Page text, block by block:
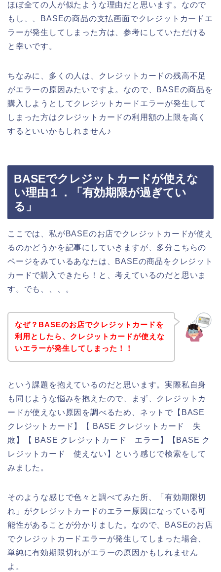
ほぼ全ての人が似たような理由だと思います。なので
もし、、BASEの商品の支払画面でクレジットカードエ
ラーが発生してしまった方は、参考にしていただける
と幸いです。
ちなみに、多くの人は、クレジットカードの残高不足
がエラーの原因みたいですよ。なので、BASEの商品を
購入しようとしてクレジットカードエラーが発生して
しまった方はクレジットカードの利用額の上限を高く
するといいかもしれません♪
BASEでクレジットカードが使えな
い理由１．「有効期限が過ぎてい
る」
ここでは、私がBASEのお店でクレジットカードが使え
るのかどうかを記事にしていきますが、多分こちらの
ページをみているあなたは、BASEの商品をクレジット
カードで購入できたら！と、考えているのだと思いま
す。でも、、、。
なぜ？BASEのお店でクレジットカードを
利用としたら、クレジットカードが使えな
いエラーが発生してしまった！！
という課題を抱えているのだと思います。実際私自身
も同じような悩みを抱えたので、まず、クレジットカ
ードが使えない原因を調べるため、ネットで【BASE
クレジットカード】【 BASE クレジットカード 失
敗】【 BASE クレジットカード エラー】【BASE ク
レジットカード 使えない】という感じで検索をして
みました。
そのような感じで色々と調べてみた所、「有効期限切
れ」がクレジットカードのエラー原因になっている可
能性があることが分かりました。なので、BASEのお店
でクレジットカードエラーが発生してしまった場合、
単純に有効期限切れがエラーの原因かもしれません
よ。